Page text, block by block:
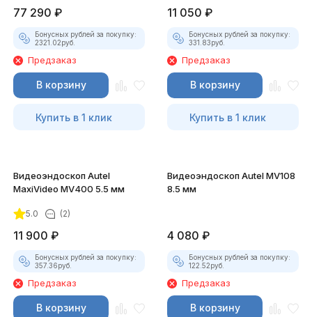
77 290 ₽
Бонусных рублей за покупку:
2321.02руб.
Предзаказ
В корзину
Купить в 1 клик
11 050 ₽
Бонусных рублей за покупку:
331.83руб.
Предзаказ
В корзину
Купить в 1 клик
Видеоэндоскоп Autel
MaxiVideo MV400 5.5 мм
5.0 (2)
11 900 ₽
Бонусных рублей за покупку:
357.36руб.
Предзаказ
В корзину
Видеоэндоскоп Autel MV108
8.5 мм
4 080 ₽
Бонусных рублей за покупку:
122.52руб.
Предзаказ
В корзину